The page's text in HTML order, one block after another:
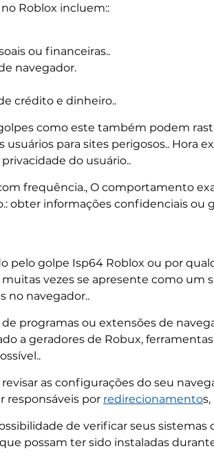
Roblox incluem::
ou financeiras..
navegador.
crédito e dinheiro..
como este também podem
para sites perigosos.. Hora
do usuário..
frequência., O comportamento
obter informações confidenciais ou
pelo golpe Isp64 Roblox ou por
vezes se apresente como um
no navegador..
programas ou extensões de
a geradores de Robux,
as configurações do seu
responsáveis por redirecionamento
de verificar seus
possam ter sido instaladas